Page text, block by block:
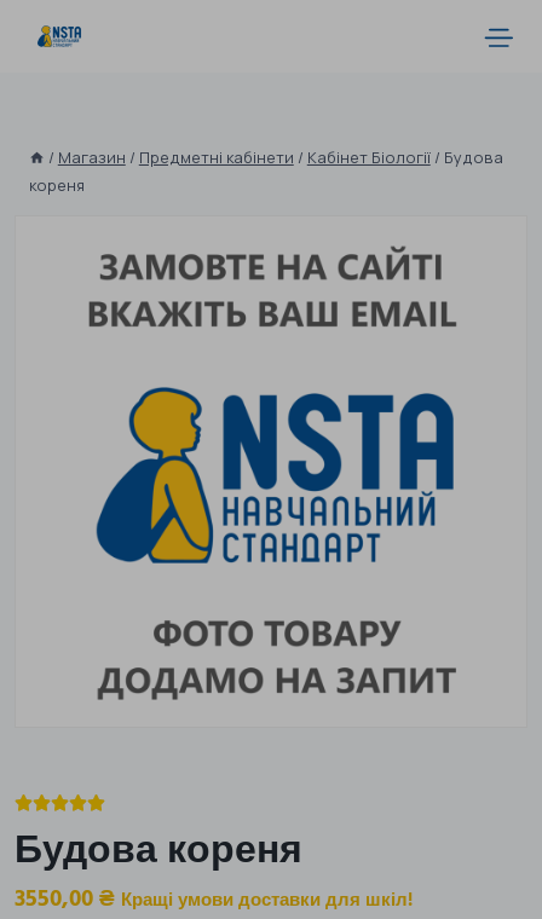
/ Магазин / Предметні кабінети / Кабінет Біології / Будова
кореня

Будова кореня
3550,00₴ Кращі умови доставки для шкіл!